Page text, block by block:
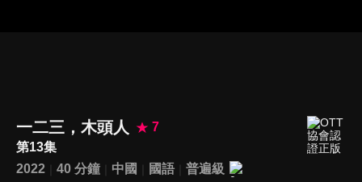
一二三，木頭人
7
第13集
2022
40 分鐘 中國 國語
普遍級